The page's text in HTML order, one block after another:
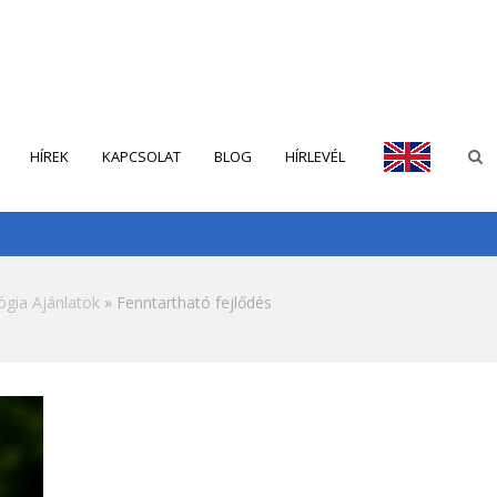
HÍREK KAPCSOLAT BLOG HÍRLEVÉL ENGLISH
Ajánlatok Fenntartható fejlődés